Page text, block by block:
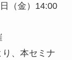
金）14:00
、本セミナ